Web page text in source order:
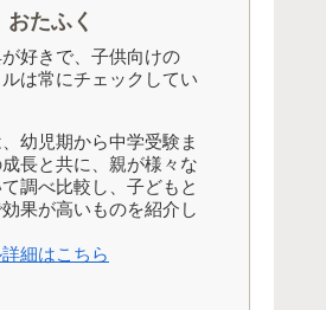
おたふく
好きで、子供向けの
は常にチェックしてい
幼児期から中学受験ま
長と共に、親が様々な
調べ比較し、子どもと
果が高いものを紹介し
細はこちら